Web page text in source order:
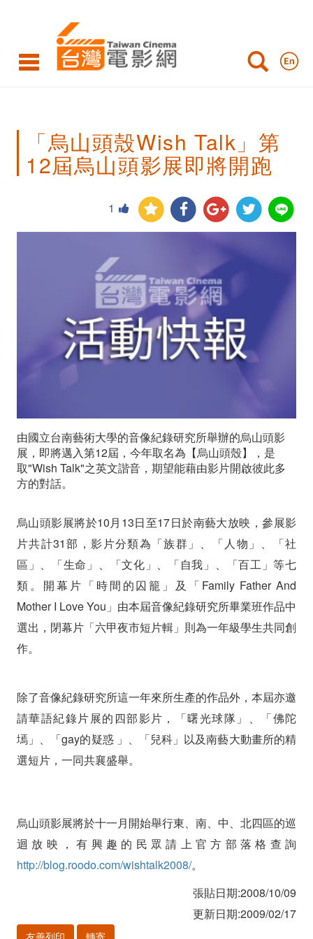
頭
Wish
Talk」
第
屆
將
開
跑
「烏山頭殼Wish Talk」第
12屆烏山頭影展即將開跑
1
由國立台南藝術大學的音像紀錄研究所舉辦的烏山頭影
展，即將邁入第12屆，今年取名為【烏山頭殼】，是
取"Wish Talk"之英文諧音，期望能藉由影片開啟彼此多
方的對話。
烏山頭影展將於10月13日至17日於南藝大放映，參展影
片共計31部，影片分類為「族群」、「人物」、「社
區」、「生命」、「文化」、「自我」、「百工」等七
類。開幕片「時間的囚籠」及「Family Father And
Mother I Love You」由本屆音像紀錄研究所畢業班作品中
選出，閉幕片「六甲夜市短片輯」則為一年級學生共同創
作。
除了音像紀錄研究所這一年來所生產的作品外，本屆亦邀
請華語紀錄片展的四部影片，「曙光球隊」、「佛陀
墕」、「gay的疑惑 」、「兒科」以及南藝大動畫所的精
選短片，一同共襄盛舉。
烏山頭影展將於十一月開始舉行東、南、中、北四區的巡
迴放映，有興趣的民眾請上官方部落格查詢
http://blog.roodo.com/wishtalk2008/。
張貼日期:2008/10/09
更新日期:2009/02/17
友善列印 轉寄